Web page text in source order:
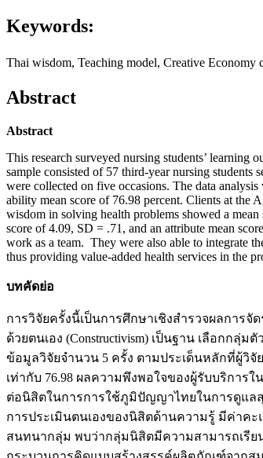
Keywords:
Thai wisdom, Teaching model, Creative
Abstract
Abstract
This research surveyed nursing students’ learning
sample consisted of 57 third-year nursing
were collected on five occasions. The data
ability mean score of 76.98 percent. Clients at the
wisdom in solving health problems showed a
score of 4.09, SD = .71, and an attribute mean
work as a team. They were also able to integrate
thus providing value-added health services in the
บทคัดย่อ
การวิจัยครั้งนี้เป็นการศึกษาเชิงสำรวจผลการ
ด้วยตนเอง (Constructivism) เป็นฐาน เลือกก
ข้อมูลวิจัยจำนวน 5 ครั้ง ตามประเด็นหลักที่ผู้วิจั
เท่ากับ 76.98 ผลความพึงพอใจของผู้รับบริกา
ต่อนิสิตในการการใช้ภูมิปัญญาไทยในการดูแล
การประเมินตนเองของนิสิตด้านความรู้ มีค่าค
สนทนากลุ่ม พบว่ากลุ่มนิสิตมีความสามารถเรีย